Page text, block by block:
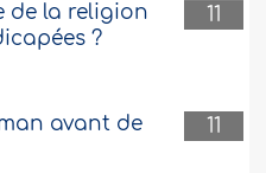
11
de la religion
?
11
avant de